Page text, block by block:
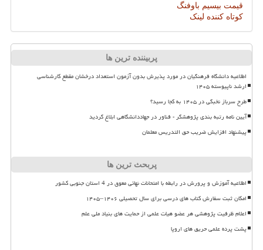
قیمت بیسیم باوفنگ
کوتاه کننده لینک
پربیننده ترین ها
اطلاعیه دانشگاه فرهنگیان در مورد پذیرش بدون آزمون استعداد درخشان مقطع کارشناسی
ارشد ناپیوسته ۱۴۰۵
طرح سرباز نخبگی در ۱۴۰۵ به کجا رسید؟
آیین نامه رتبه بندی پژوهشگر - فناور در جهاددانشگاهی ابلاغ گردید
پیشنهاد افزایش ضریب حق التدریس معلمان
پربحث ترین ها
اطلاعیه آموزش و پرورش در رابطه با امتحانات نهائی معوق در 4 استان جنوبی کشور
امکان ثبت سفارش کتاب های درسی برای سال تحصیلی ۱۴۰۶–۱۴۰۵
اعلام ظرفیت پژوهشی هر عضو هیات علمی از حمایت های بنیاد ملی علم
پشت پرده علمی حریق های اروپا